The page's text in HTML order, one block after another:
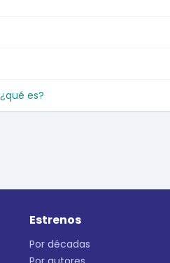
es?
Estrenos
Por décadas